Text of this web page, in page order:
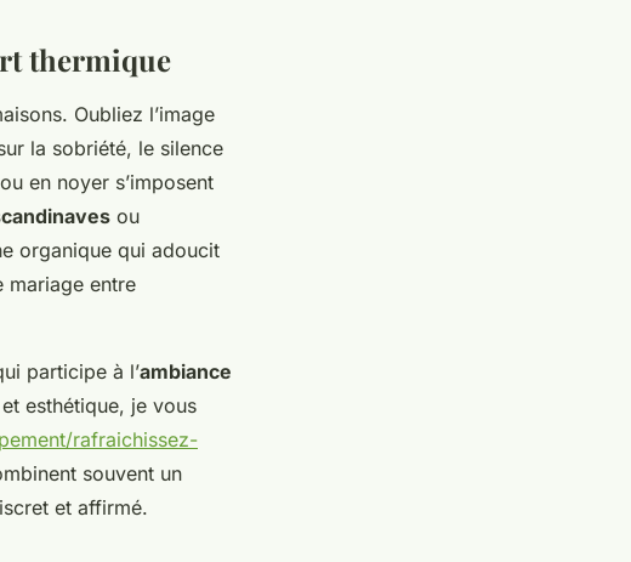
thermique
Oubliez l’image
la sobriété, le silence
en noyer s’imposent
ou
organique qui adoucit
mariage entre
participe à l’ambiance
esthétique, je vous
rafraichissez-
souvent un
et affirmé.